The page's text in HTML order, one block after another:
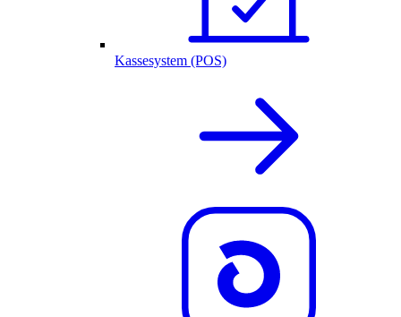
Kassesystem (POS)